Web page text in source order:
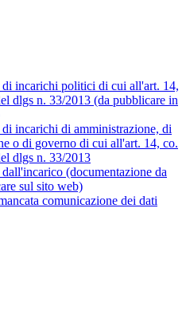
incarichi politici di cui all'art. 14,
dlgs n. 33/2013 (da pubblicare in
incarichi di amministrazione, di
o di governo di cui all'art. 14, co.
dlgs n. 33/2013
dall'incarico (documentazione da
sul sito web)
comunicazione dei dati